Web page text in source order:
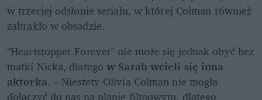
w trzeciej odsłonie serialu, w której Colman również
zabrakło w obsadzie.
"Heartstopper Forever" nie może się jednak obyć bez
matki Nicka, dlatego w Sarah wcieli się inna
aktorka. – Niestety Olivia Colman nie mogła